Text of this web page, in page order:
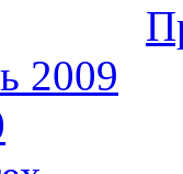
2009